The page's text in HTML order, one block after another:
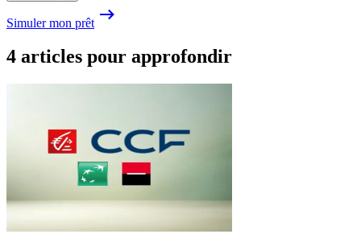
Simuler mon prêt
4 articles pour approfondir